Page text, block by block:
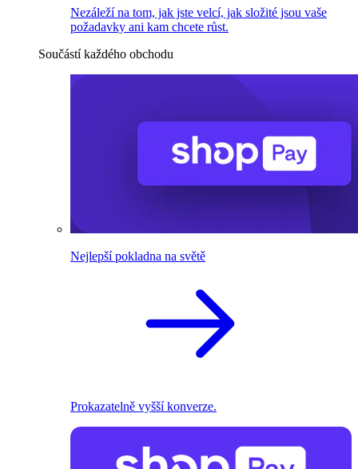
Nezáleží na tom, jak jste velcí, jak složité jsou vaše
požadavky ani kam chcete růst.
Součástí každého obchodu
Nejlepší pokladna na světě
Prokazatelně vyšší konverze.